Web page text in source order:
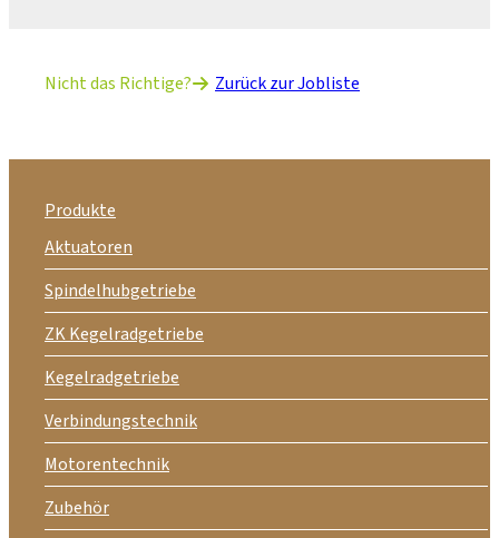
Nicht das Richtige? Zurück zur Jobliste
Produkte
Aktuatoren
Spindelhubgetriebe
ZK Kegelradgetriebe
Kegelradgetriebe
Verbindungstechnik
Motorentechnik
Zubehör